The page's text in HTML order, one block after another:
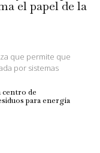
el papel de la
que permite que
por sistemas
centro de
para energía